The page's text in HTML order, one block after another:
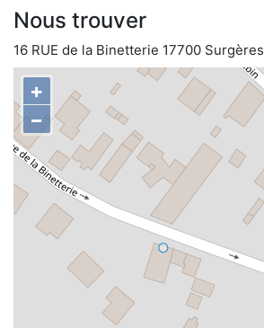
Nous trouver
16 RUE de la Binetterie 17700 Surgères
+
−